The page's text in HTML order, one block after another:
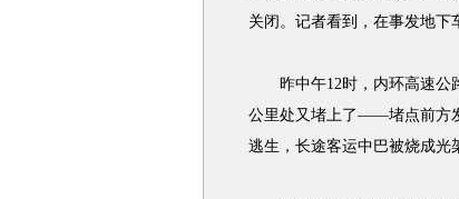
关闭。记者看到，在事发地下
昨中午12时，内环高速公
公里处又堵上了——堵点前方
逃生，长途客运中巴被烧成光